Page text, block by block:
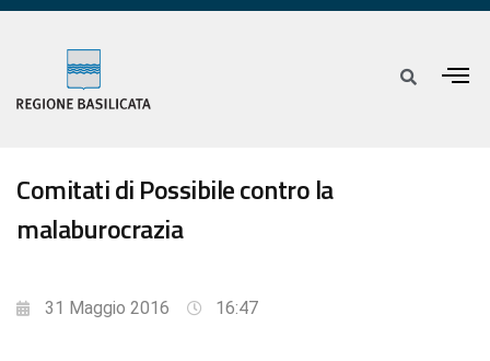
Comitati di Possibile contro la
malaburocrazia
31 Maggio 2016 16:47